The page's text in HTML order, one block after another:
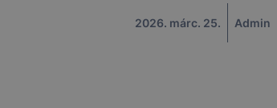
2026. márc. 25. Admin